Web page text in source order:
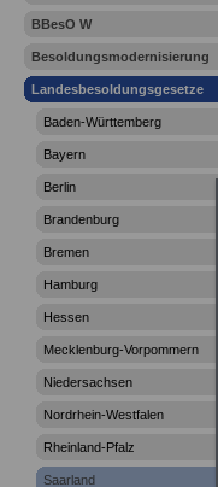
BBesO W
Besoldungsmodernisierung
Landesbesoldungsgesetze
Baden-Württemberg
Bayern
Berlin
Brandenburg
Bremen
Hamburg
Hessen
Mecklenburg-Vorpommern
Niedersachsen
Nordrhein-Westfalen
Rheinland-Pfalz
Saarland